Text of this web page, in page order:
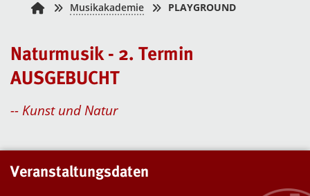
Musikakademie PLAYGROUND
Naturmusik - 2. Termin
AUSGEBUCHT
-- Kunst und Natur
Veranstaltungsdaten